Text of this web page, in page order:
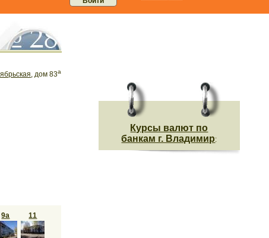
, дом 83а
9а 11
Курсы валют по
банкам г. Владимир: